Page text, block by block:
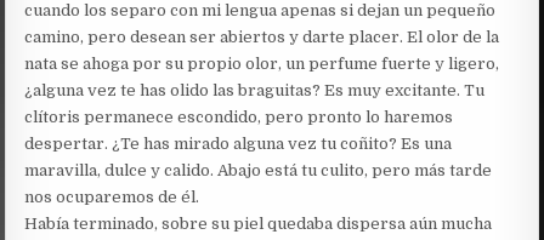
cuando los separo con mi lengua apenas si dejan un pequeño
camino, pero desean ser abiertos y darte placer. El olor de la
nata se ahoga por su propio olor, un perfume fuerte y ligero,
¿alguna vez te has olido las braguitas? Es muy excitante. Tu
clítoris permanece escondido, pero pronto lo haremos
despertar. ¿Te has mirado alguna vez tu coñito? Es una
maravilla, dulce y calido. Abajo está tu culito, pero más tarde
nos ocuparemos de él.
Había terminado, sobre su piel quedaba dispersa aún mucha